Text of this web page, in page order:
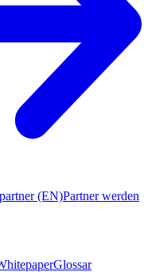
(EN)Partner werden
Glossar